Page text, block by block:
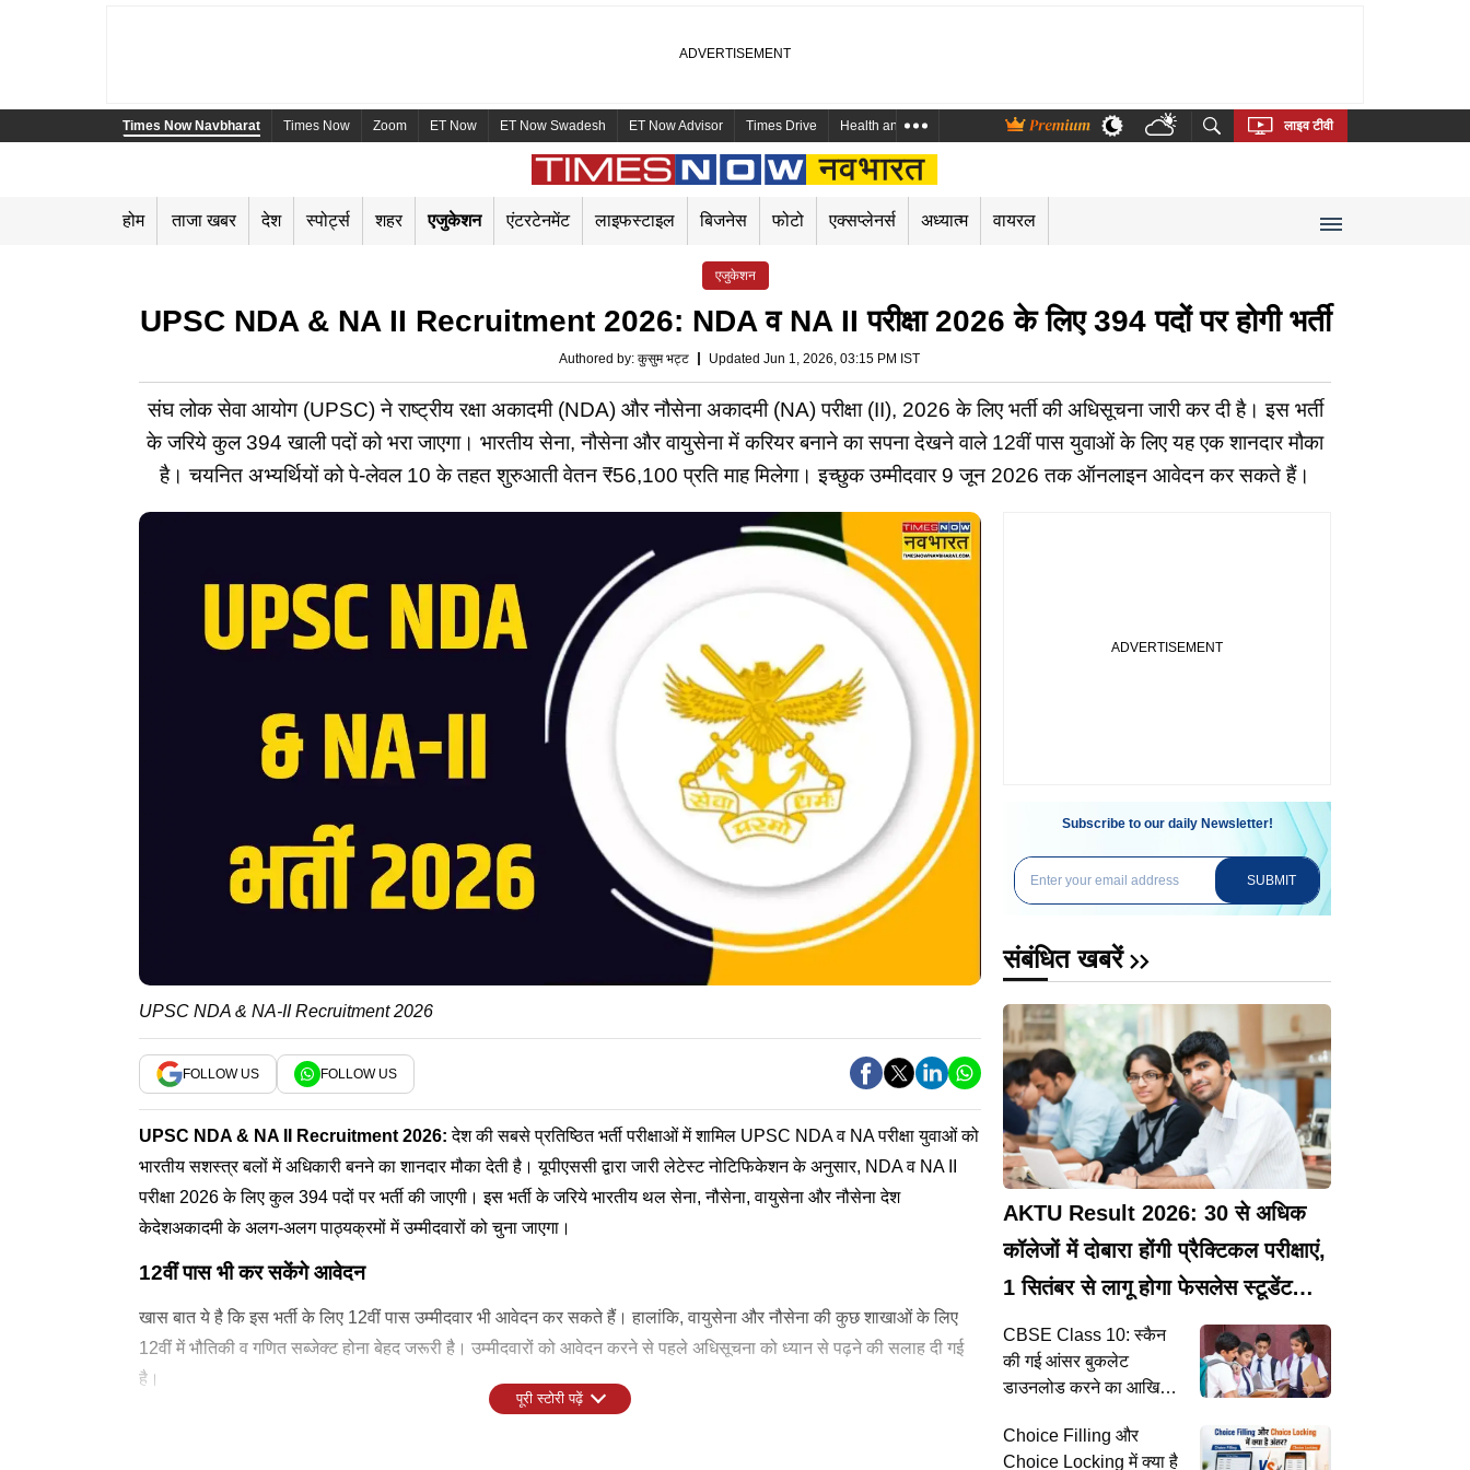
Times Now Navbharat Times Now Zoom ET Now ET Now Swadesh ET Now Advisor Times Drive Health and Me Bengali Telugu Tamil Kannada Malayalam
लाइव टीवी
होम ताजा खबर देश स्पोर्ट्स शहर एजुकेशन एंटरटेनमेंट लाइफस्टाइल बिजनेस फोटो एक्सप्लेनर्स अध्यात्म वायरल
एजुकेशन
UPSC NDA & NA II Recruitment 2026: NDA व NA II परीक्षा 2026 के लिए 394 पदों पर होगी भर्ती
Authored by: कुसुम भट्ट Updated Jun 1, 2026, 03:15 PM IST
संघ लोक सेवा आयोग (UPSC) ने राष्ट्रीय रक्षा अकादमी (NDA) और नौसेना अकादमी (NA) परीक्षा (II), 2026 के लिए भर्ती की अधिसूचना जारी कर दी है। इस भर्ती
के जरिये कुल 394 खाली पदों को भरा जाएगा। भारतीय सेना, नौसेना और वायुसेना में करियर बनाने का सपना देखने वाले 12वीं पास युवाओं के लिए यह एक शानदार मौका
है। चयनित अभ्यर्थियों को पे-लेवल 10 के तहत शुरुआती वेतन ₹56,100 प्रति माह मिलेगा। इच्छुक उम्मीदवार 9 जून 2026 तक ऑनलाइन आवेदन कर सकते हैं।
UPSC NDA & NA-II Recruitment 2026
FOLLOW US FOLLOW US
UPSC NDA & NA II Recruitment 2026:देश की सबसे प्रतिष्ठित भर्ती परीक्षाओं में शामिल UPSC NDA व NA परीक्षा युवाओं को
भारतीय सशस्त्र बलों में अधिकारी बनने का शानदार मौका देती है। यूपीएससी द्वारा जारी लेटेस्ट नोटिफिकेशन के अनुसार, NDA व NA II
परीक्षा 2026 के लिए कुल 394 पदों पर भर्ती की जाएगी। इस भर्ती के जरिये भारतीय थल सेना, नौसेना, वायुसेना और नौसेना देश
केदेशअकादमी के अलग-अलग पाठ्यक्रमों में उम्मीदवारों को चुना जाएगा।
12वीं पास भी कर सकेंगे आवेदन
खास बात ये है कि इस भर्ती के लिए 12वीं पास उम्मीदवार भी आवेदन कर सकते हैं। हालांकि, वायुसेना और नौसेना की कुछ शाखाओं के लिए
12वीं में भौतिकी व गणित सब्जेक्ट होना बेहद जरूरी है। उम्मीदवारों को आवेदन करने से पहले अधिसूचना को ध्यान से पढ़ने की सलाह दी गई
है।
पूरी स्टोरी पढ़ें
Subscribe to our daily Newsletter!
SUBMIT
संबंधित खबरें
AKTU Result 2026: 30 से अधिक
कॉलेजों में दोबारा होंगी प्रैक्टिकल परीक्षाएं,
1 सितंबर से लागू होगा फेसलेस स्टूडेंट
सिस्टम
CBSE Class 10: स्कैन
की गई आंसर बुकलेट
डाउनलोड करने का आखिरी
बारे में
Choice Filling और
Choice Locking में क्या है